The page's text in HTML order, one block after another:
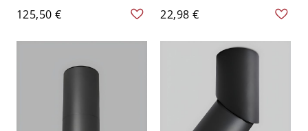
en cylindre de pierre avec
abat-jour en pierre
orienté vers le bas - Blanc
125,50 €
montage encastré
cylindrique pour plafond
de couloir - Noir 110 V-
120 V Blanc
22,98 €